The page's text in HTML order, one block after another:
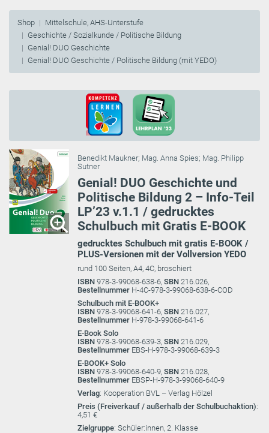
Shop
Mittelschule, AHS-Unterstufe
Geschichte / Sozialkunde / Politische Bildung
Genial! DUO Geschichte
Genial! DUO Geschichte / Politische Bildung (mit YEDO)
Benedikt Maukner; Mag. Anna Spies; Mag. Philipp
Sutner
Genial! DUO Geschichte und
Politische Bildung 2 – Info-Teil
LP’23 v.1.1 / gedrucktes
Schulbuch mit Gratis E-BOOK
gedrucktes Schulbuch mit gratis E-BOOK /
PLUS-Versionen mit der Vollversion YEDO
rund 100 Seiten, A4, 4C, broschiert
ISBN 978-3-99068-638-6, SBN 216.026,
Bestellnummer H-4C-978-3-99068-638-6-COD
Schulbuch mit E-BOOK+
ISBN 978-3-99068-641-6, SBN 216.027,
Bestellnummer H-978-3-99068-641-6
E-Book Solo
ISBN 978-3-99068-639-3, SBN 216.029,
Bestellnummer EBS-H-978-3-99068-639-3
E-BOOK+ Solo
ISBN 978-3-99068-640-9, SBN 216.028,
Bestellnummer EBSP-H-978-3-99068-640-9
Verlag: Kooperation BVL – Verlag Hölzel
Preis (Freiverkauf / außerhalb der Schulbuchaktion):
4,51 €
Zielgruppe: Schüler:innen, 2. Klasse